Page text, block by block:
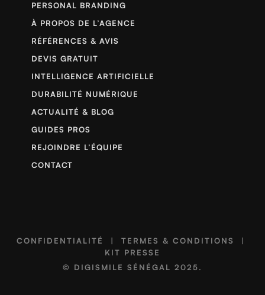
PERSONAL BRANDING
À PROPOS DE L’AGENCE
RÉFÉRENCES & AVIS
DEVIS GRATUIT
INTELLIGENCE ARTIFICIELLE
DURABILITÉ NUMÉRIQUE
ACTUALITÉ & BLOG
GUIDES PROS
REJOINDRE L’ÉQUIPE
CONTACT
CONFIDENTIALITÉ | TERMES & CONDITIONS
|
KIT PRESSE
© DIGISMILE SÉNÉGAL 2025.